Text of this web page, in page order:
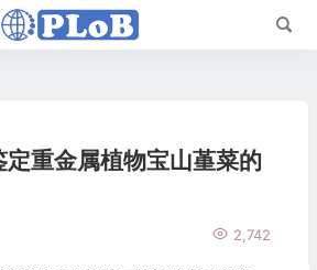
重金属植物宝山堇菜的
2,742